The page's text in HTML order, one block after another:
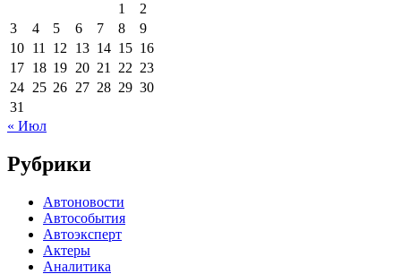
1
2
3
4 5 6 7 8
9
10 11 12 13 14 15 16
17 18 19 20 21 22 23
24 25 26 27 28 29 30
31
« Июл
Рубрики
Автоновости
Автособытия
Автоэксперт
Актеры
Аналитика